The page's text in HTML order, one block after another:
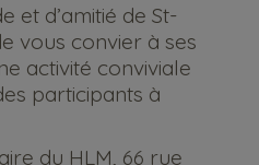
et d’amitié de St-
vous convier à ses
activité conviviale
participants à
du HLM, 66 rue